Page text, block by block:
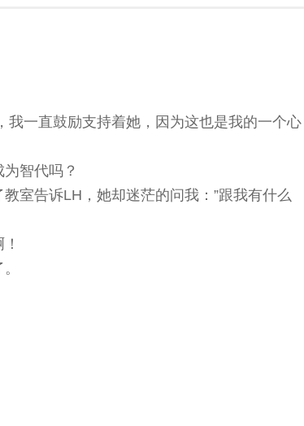
我一直鼓励支持着她，因为这也是我的一个心
智代吗？
室告诉LH，她却迷茫的问我：”跟我有什么